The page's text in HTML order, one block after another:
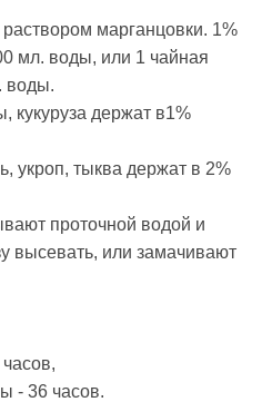
марганцовки. 1%
мл. воды, или 1 чайная
воды.
кукуруза держат в1%
укроп, тыква держат в 2%
проточной водой и
высевать, или замачивают
- 36 часов.